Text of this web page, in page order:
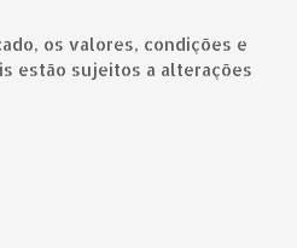
os valores, condições e
estão sujeitos a alterações